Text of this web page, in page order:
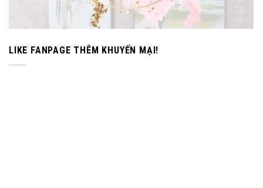
LIKE FANPAGE THÊM KHUYẾN MẠI!